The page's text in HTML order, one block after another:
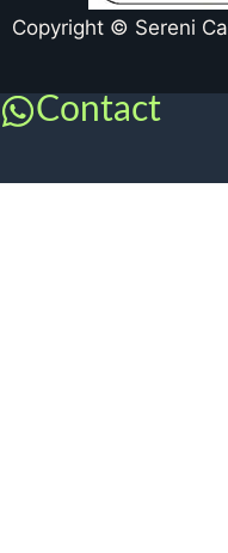
Copyright © Sereni
Contact